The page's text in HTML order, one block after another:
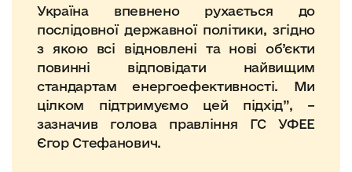
Україна впевнено рухається до
послідовної державної політики, згідно
з якою всі відновлені та нові об’єкти
повинні відповідати найвищим
стандартам енергоефективності. Ми
цілком підтримуємо цей підхід”, –
зазначив голова правління ГС УФЕЕ
Єгор Стефанович.